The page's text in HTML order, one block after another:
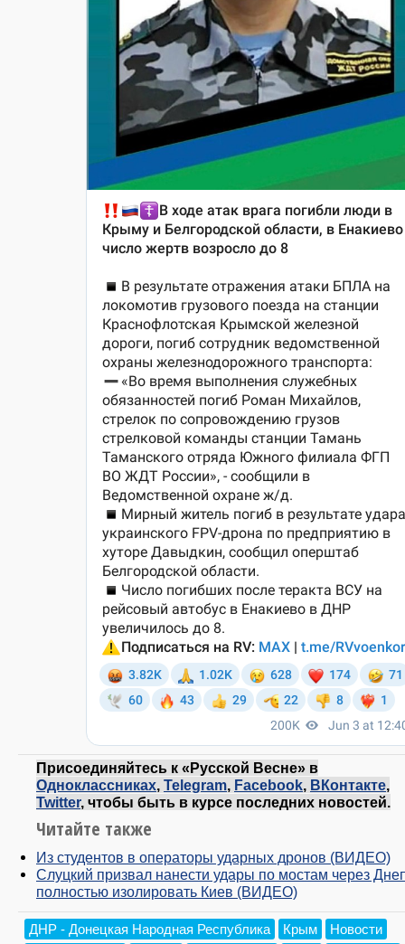
Присоединяйтесь к «Русской Весне» в
Одноклассниках, Telegram, Facebook, ВКонтакте,
Twitter, чтобы быть в курсе последних новостей.
Читайте также
Из студентов в операторы ударных дронов (ВИДЕО)
Слуцкий призвал нанести удары по мостам через
полностью изолировать Киев (ВИДЕО)
ДНР - Донецкая Народная Республика Крым
Новости